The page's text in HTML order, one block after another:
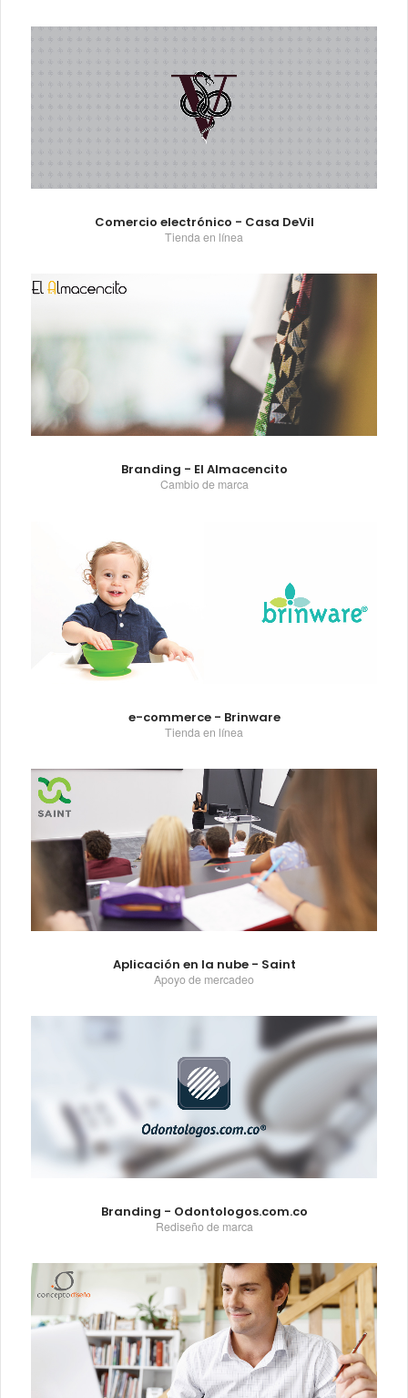
Comercio electrónico - Casa DeVil
Tienda en línea
Branding - El Almacencito
Cambio de marca
e-commerce - Brinware
Tienda en línea
Aplicación en la nube - Saint
Apoyo de mercadeo
Branding - Odontologos.com.co
Rediseño de marca